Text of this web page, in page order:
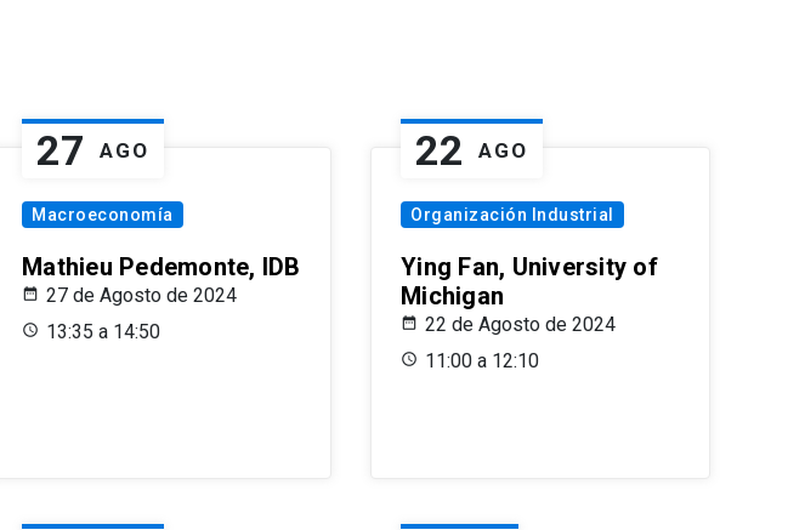
27 AGO
Macroeconomía
Mathieu Pedemonte, IDB
27 de Agosto de 2024
13:35 a 14:50
22 AGO
Organización Industrial
Ying Fan, University of
Michigan
22 de Agosto de 2024
11:00 a 12:10